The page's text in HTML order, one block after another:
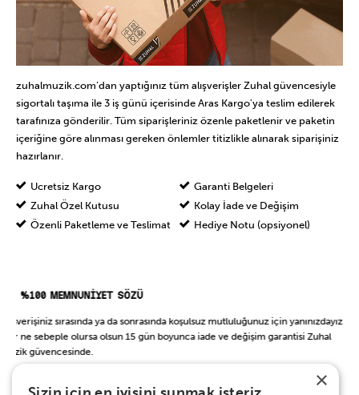
zuhalmuzik.com’dan yaptığınız tüm alışverişler Zuhal güvencesiyle
sigortalı taşıma ile 3 iş günü içerisinde Aras Kargo'ya teslim edilerek
tarafınıza gönderilir. Tüm siparişleriniz özenle paketlenir ve paketin
içeriğine göre alınması gereken önlemler titizlikle alınarak siparişiniz
hazırlanır.
Ücretsiz Kargo
Zuhal Özel Kutusu
Özenli Paketleme ve Teslimat
Garanti Belgeleri
Kolay İade ve Değişim
Hediye Notu (opsiyonel)
%100 MEMNUNİYET SÖZÜ
Alışverişiniz sırasında ya da sonrasında koşulsuz mutluluğunuz için yanınızdayız.
Her ne sebeple olursa olsun 15 gün boyunca iade ve değişim garantisi Zuhal
Müzik güvencesinde.
×